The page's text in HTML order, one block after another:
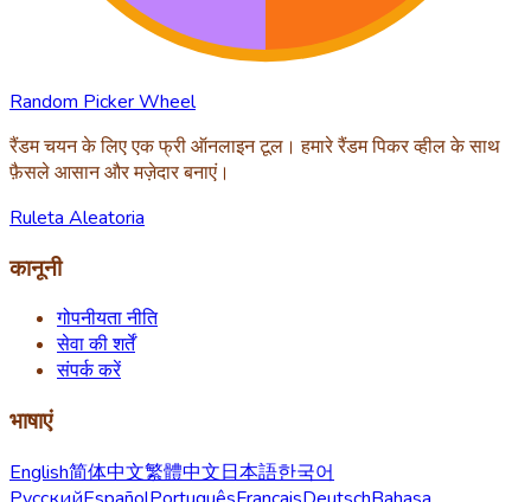
Random Picker Wheel
रैंडम चयन के लिए एक फ्री ऑनलाइन टूल। हमारे रैंडम पिकर व्हील के साथ
फ़ैसले आसान और मज़ेदार बनाएं।
Ruleta Aleatoria
कानूनी
गोपनीयता नीति
सेवा की शर्तें
संपर्क करें
भाषाएं
English简体中文繁體中文日本語한국어